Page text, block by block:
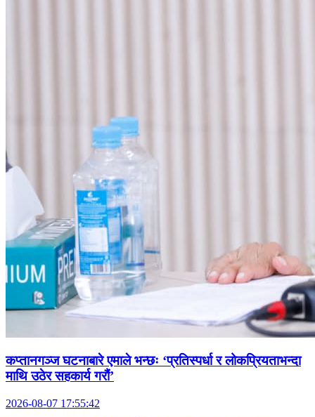
कप्तानगञ्ज घटनाबारे एमाले भन्छः ‘प्रतिस्पर्धा र लोकप्रियताभन्दा
माथि उठेर सहकार्य गरौं’
2026-08-07 17:55:42